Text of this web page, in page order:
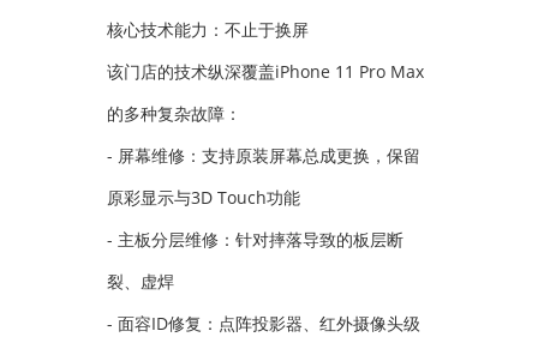
核心技术能力：不止于换屏
该门店的技术纵深覆盖iPhone 11 Pro Max
的多种复杂故障：
- 屏幕维修：支持原装屏幕总成更换，保留
原彩显示与3D Touch功能
- 主板分层维修：针对摔落导致的板层断
裂、虚焊
- 面容ID修复：点阵投影器、红外摄像头级